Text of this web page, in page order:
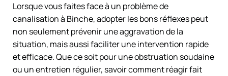
Lorsque vous faites face à un problème de
canalisation à Binche, adopter les bons réflexes peut
non seulement prévenir une aggravation de la
situation, mais aussi faciliter une intervention rapide
et efficace. Que ce soit pour une obstruation soudaine
ou un entretien régulier, savoir comment réagir fait